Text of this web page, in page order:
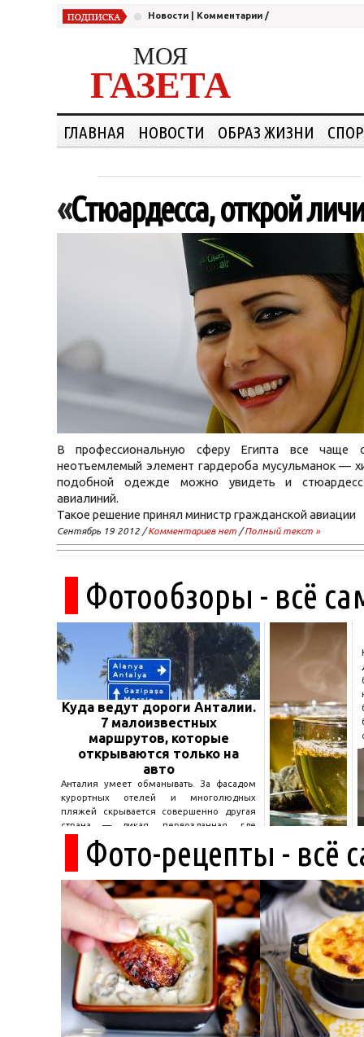
Новости Комментарии /
МОЯ
ГАЗЕТА
ГЛАВНАЯ НОВОСТИ ОБРАЗ ЖИЗНИ
«Стюардесса, открой
В профессиональную сферу Египта все чаще
неотъемлемый элемент гардероба мусульманок —
подобной одежде можно увидеть и стюардесс
авиалиний.
Такое решение принял министр гражданской авиации
Сентябрь 19 2012 /Комментариев нет /Полный текст »
Фотообзоры - всё
Куда ведут дороги Анталии.
7 малоизвестных
маршрутов, которые
открываются только на
авто
Анталия умеет обманывать. За фасадом
курортных отелей и многолюдных
пляжей скрывается совершенно другая
страна — дикая, первозданная, где
древние руины дремлют в тени кедров, а
горные дороги ведут к местам, о которых
не расскажет ни один автобусный гид....
Фото-рецепты - всё